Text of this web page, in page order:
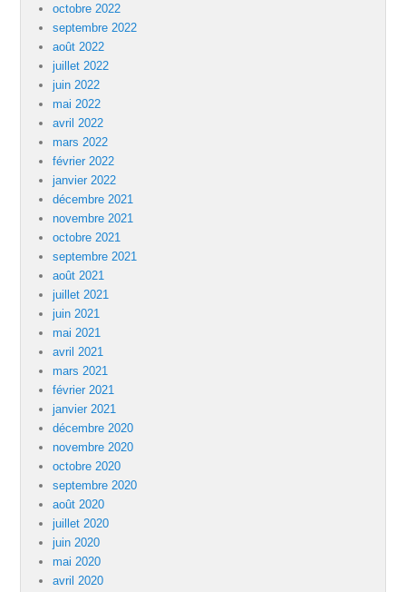
octobre 2022
septembre 2022
août 2022
juillet 2022
juin 2022
mai 2022
avril 2022
mars 2022
février 2022
janvier 2022
décembre 2021
novembre 2021
octobre 2021
septembre 2021
août 2021
juillet 2021
juin 2021
mai 2021
avril 2021
mars 2021
février 2021
janvier 2021
décembre 2020
novembre 2020
octobre 2020
septembre 2020
août 2020
juillet 2020
juin 2020
mai 2020
avril 2020